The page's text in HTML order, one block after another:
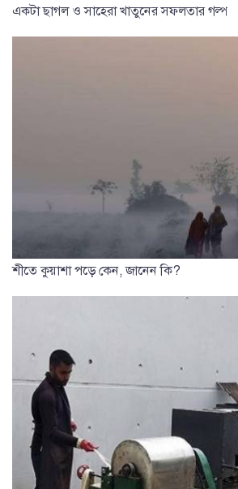
একটা ছাগল ও সাহেরা খাতুনের সফলতার গল্প
শীতে কুয়াশা পড়ে কেন, জানেন কি?